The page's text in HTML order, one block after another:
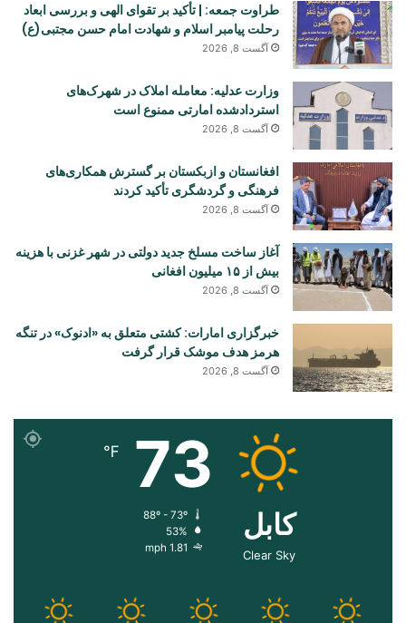
طراوت جمعه: | تأکید بر تقوای الهی و بررسی ابعاد
رحلت پیامبر اسلام و شهادت امام حسن مجتبی(ع)
آگست 8, 2026
وزارت عدلیه: معامله املاک در شهرک‌های
استردادشده امارتی ممنوع است
آگست 8, 2026
افغانستان و ازبکستان بر گسترش همکاری‌های
فرهنگی و گردشگری تأکید کردند
آگست 8, 2026
آغاز ساخت مسلخ جدید دولتی در شهر غزنی با هزینه
بیش از ۱۵ میلیون افغانی
آگست 8, 2026
خبرگزاری امارات: کشتی متعلق به «ادنوک» در تنگه
هرمز هدف موشک قرار گرفت
آگست 8, 2026
کابل
Clear Sky
73
℉
53%
1.81 mph